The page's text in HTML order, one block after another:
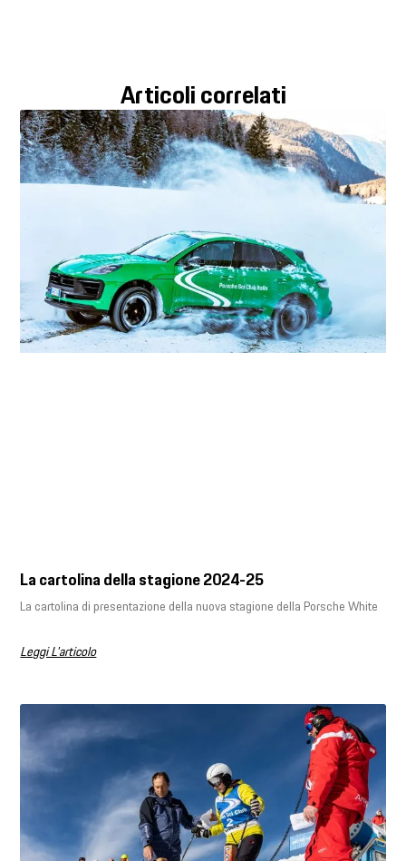
Articoli correlati
La cartolina della stagione 2024-25
La cartolina di presentazione della nuova stagione della Porsche White
Leggi L'articolo